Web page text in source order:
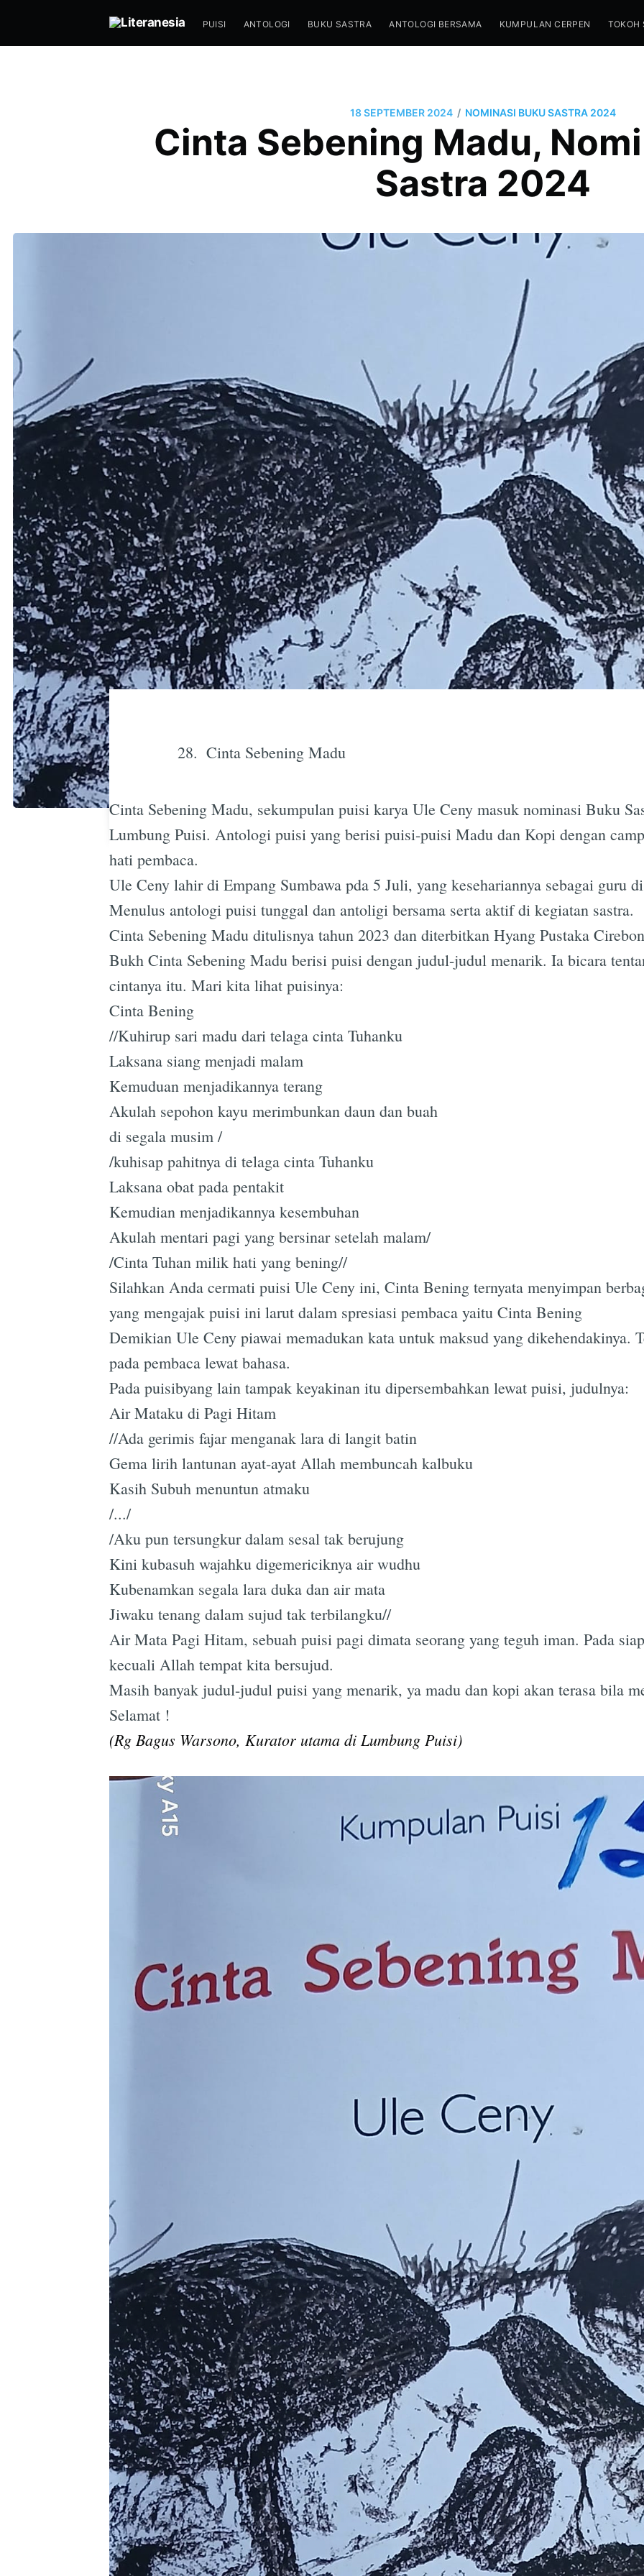
PUISI ANTOLOGI BUKU SASTRA ANTOLOGI BERSAMA KUMPULAN CERPEN TOKOH
18 SEPTEMBER 2024 / NOMINASI BUKU SASTRA 2024
Cinta Sebening Madu,
Sastra 2024
Cinta Sebening Madu
Cinta Sebening Madu, sekumpulan puisi karya Ule Ceny masuk nominasi Buku
Lumbung Puisi. Antologi puisi yang berisi puisi-puisi Madu dan Kopi dengan
hati pembaca.
Ule Ceny lahir di Empang Sumbawa pda 5 Juli, yang kesehariannya sebagai guru
Menulus antologi puisi tunggal dan antoligi bersama serta aktif di kegiatan sastra.
Cinta Sebening Madu ditulisnya tahun 2023 dan diterbitkan Hyang Pustaka
Bukh Cinta Sebening Madu berisi puisi dengan judul-judul menarik. Ia bicara
cintanya itu. Mari kita lihat puisinya:
Cinta Bening
//Kuhirup sari madu dari telaga cinta Tuhanku
Laksana siang menjadi malam
Kemuduan menjadikannya terang
Akulah sepohon kayu merimbunkan daun dan buah
di segala musim /
/kuhisap pahitnya di telaga cinta Tuhanku
Laksana obat pada pentakit
Kemudian menjadikannya kesembuhan
Akulah mentari pagi yang bersinar setelah malam/
/Cinta Tuhan milik hati yang bening//
Silahkan Anda cermati puisi Ule Ceny ini, Cinta Bening ternyata menyimpan
yang mengajak puisi ini larut dalam spresiasi pembaca yaitu Cinta Bening
Demikian Ule Ceny piawai memadukan kata untuk maksud yang dikehendakinya.
pada pembaca lewat bahasa.
Pada puisibyang lain tampak keyakinan itu dipersembahkan lewat puisi, judulnya:
Air Mataku di Pagi Hitam
//Ada gerimis fajar menganak lara di langit batin
Gema lirih lantunan ayat-ayat Allah membuncah kalbuku
Kasih Subuh menuntun atmaku
/.../
/Aku pun tersungkur dalam sesal tak berujung
Kini kubasuh wajahku digemericiknya air wudhu
Kubenamkan segala lara duka dan air mata
Jiwaku tenang dalam sujud tak terbilangku//
Air Mata Pagi Hitam, sebuah puisi pagi dimata seorang yang teguh iman. Pada
kecuali Allah tempat kita bersujud.
Masih banyak judul-judul puisi yang menarik, ya madu dan kopi akan terasa bila
Selamat !
(Rg Bagus Warsono, Kurator utama di Lumbung Puisi)